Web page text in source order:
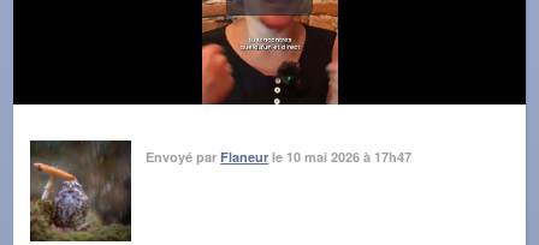
Envoyé parFlaneur le 10 mai 2026 à 17h47